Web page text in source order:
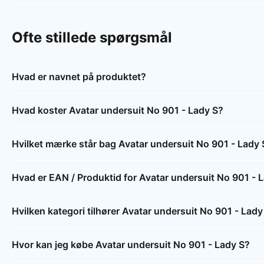
Ofte stillede spørgsmål
Hvad er navnet på produktet?
Hvad koster Avatar undersuit No 901 - Lady S?
Hvilket mærke står bag Avatar undersuit No 901 - Lady
Hvad er EAN / Produktid for Avatar undersuit No 901 -
Hvilken kategori tilhører Avatar undersuit No 901 - Lady
Hvor kan jeg købe Avatar undersuit No 901 - Lady S?